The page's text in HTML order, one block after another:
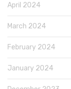
April 2024
March 2024
February 2024
January 2024